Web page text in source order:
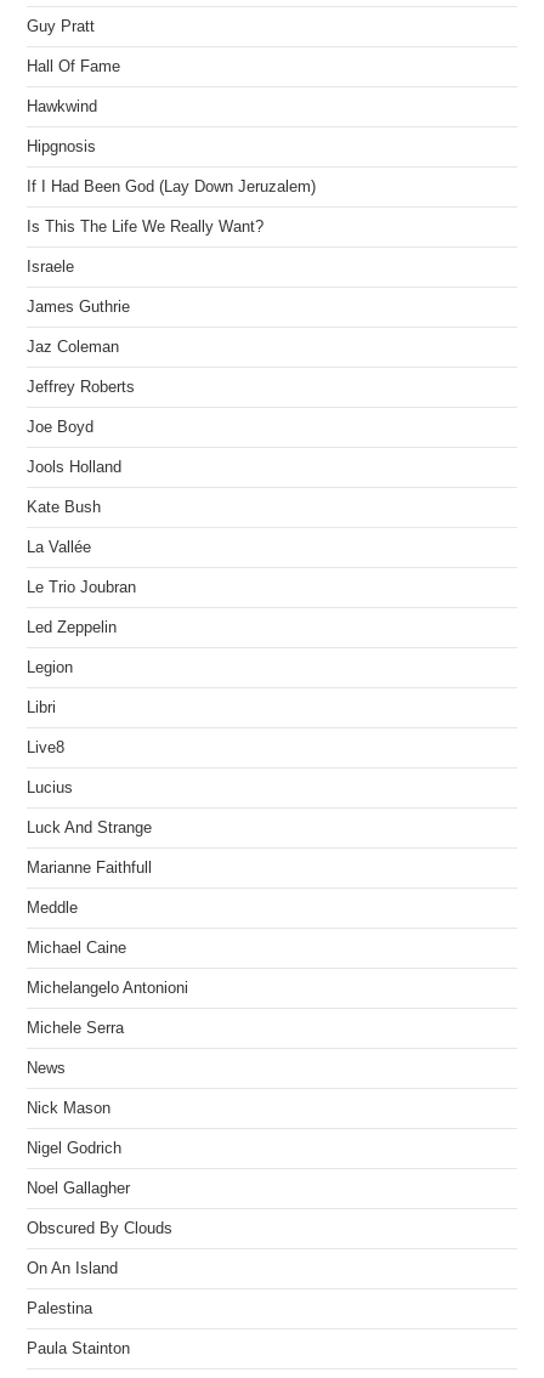
Guy Pratt
Hall Of Fame
Hawkwind
Hipgnosis
If I Had Been God (Lay Down Jeruzalem)
Is This The Life We Really Want?
Israele
James Guthrie
Jaz Coleman
Jeffrey Roberts
Joe Boyd
Jools Holland
Kate Bush
La Vallée
Le Trio Joubran
Led Zeppelin
Legion
Libri
Live8
Lucius
Luck And Strange
Marianne Faithfull
Meddle
Michael Caine
Michelangelo Antonioni
Michele Serra
News
Nick Mason
Nigel Godrich
Noel Gallagher
Obscured By Clouds
On An Island
Palestina
Paula Stainton